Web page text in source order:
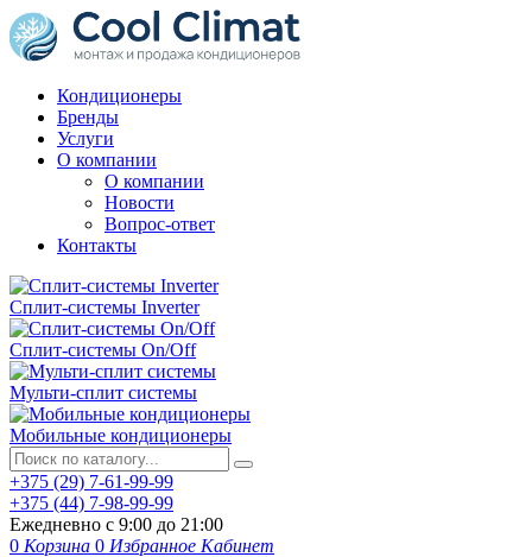
Кондиционеры
Бренды
Услуги
О компании
О компании
Новости
Вопрос-ответ
Контакты
Сплит-системы Inverter
Сплит-системы On/Off
Мульти-сплит системы
Мобильные кондиционеры
+375 (29) 7-61-99-99
+375 (44) 7-98-99-99
Ежедневно с 9:00 до 21:00
0 Корзина 0 Избранное Кабинет